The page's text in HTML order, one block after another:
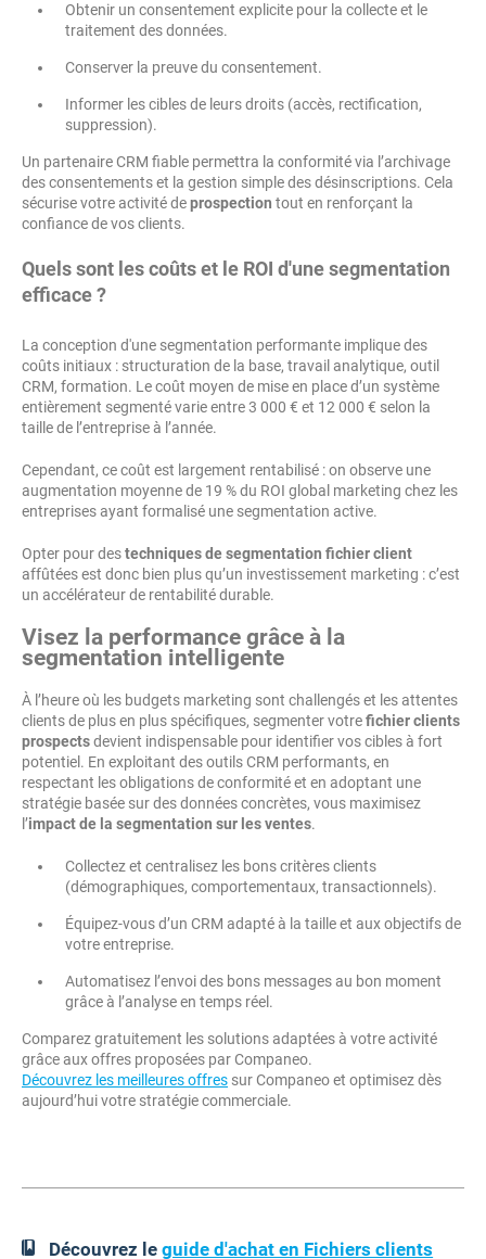
Obtenir un consentement explicite pour la collecte et le
traitement des données.
Conserver la preuve du consentement.
Informer les cibles de leurs droits (accès, rectification,
suppression).
Un partenaire CRM fiable permettra la conformité via l’archivage
des consentements et la gestion simple des désinscriptions. Cela
sécurise votre activité deprospection tout en renforçant la
confiance de vos clients.
Quels sont les coûts et le ROI d'une segmentation
efficace ?
La conception d'une segmentation performante implique des
coûts initiaux : structuration de la base, travail analytique, outil
CRM, formation. Le coût moyen de mise en place d’un système
entièrement segmenté varie entre 3 000 € et 12 000 € selon la
taille de l’entreprise à l’année.
Cependant, ce coût est largement rentabilisé : on observe une
augmentation moyenne de 19 % du ROI global marketing chez les
entreprises ayant formalisé une segmentation active.
Opter pour destechniques de segmentation fichier client
affûtées est donc bien plus qu’un investissement marketing : c’est
un accélérateur de rentabilité durable.
Visez la performance grâce à la
segmentation intelligente
À l’heure où les budgets marketing sont challengés et les attentes
clients de plus en plus spécifiques, segmenter votrefichier clients
prospectsdevient indispensable pour identifier vos cibles à fort
potentiel. En exploitant des outils CRM performants, en
respectant les obligations de conformité et en adoptant une
stratégie basée sur des données concrètes, vous maximisez
l’impact de la segmentation sur les ventes.
Collectez et centralisez les bons critères clients
(démographiques, comportementaux, transactionnels).
Équipez-vous d’un CRM adapté à la taille et aux objectifs de
votre entreprise.
Automatisez l’envoi des bons messages au bon moment
grâce à l’analyse en temps réel.
Comparez gratuitement les solutions adaptées à votre activité
grâce aux offres proposées par Companeo.
Découvrez les meilleures offres sur Companeo et optimisez dès
aujourd’hui votre stratégie commerciale.
Découvrez leguide d'achat en Fichiers clients